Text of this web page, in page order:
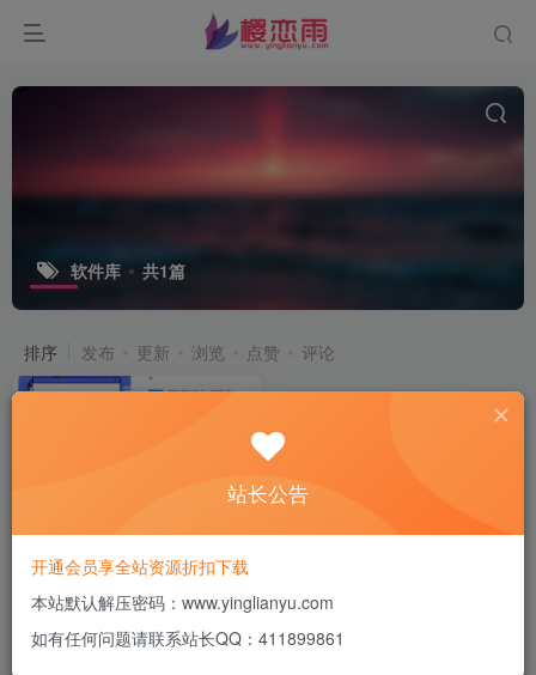
软件库 共1篇
排序 发布 更新 浏览 点赞 评论
2022软件库APP源码前端/后端
独立后台+实测可用
付费资源 ￥5 APP源码
站长公告
开通会员享全站资源折扣下载
本站默认解压密码：www.yinglianyu.com
如有任何问题请联系站长QQ：411899861